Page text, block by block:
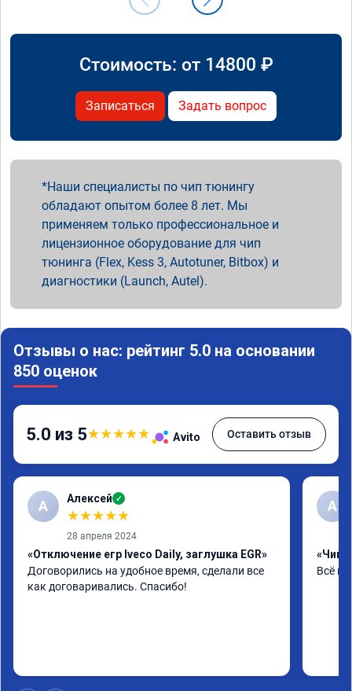
Стоимость: от 14800 ₽
Записаться Задать вопрос
Наши специалисты по чип тюнингу
обладают опытом более 8 лет. Мы
применяем только профессиональное и
лицензионное оборудование для чип
тюнинга (Flex, Kess 3, Autotuner, Bitbox) и
диагностики (Launch, Autel).
Отзывы о нас: рейтинг 5.0 на основании
850 оценок
5.0 из 5★★★★★ Avito Оставить отзыв
А Алексей ✓
★★★★★
28 апреля 2024
«Отключение егр Iveco Daily, заглушка EGR»
Договорились на удобное время, сделали все
как договаривались. Спасибо!
А
«Чип
Всё